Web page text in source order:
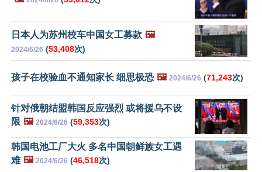
日本人为苏州校车中国女工募款 🖼️
2024/6/26 (53,408次)
孩子在校验血不通知家长 细思极恐 🖼️ 2024/6/26 (71,243次)
针对俄朝结盟韩国反应强烈 或将援乌不设
限 🖼️ 2024/6/26 (59,353次)
韩国电池工厂大火 多名中国朝鲜族女工遇
难 🖼️ 2024/6/26 (46,518次)